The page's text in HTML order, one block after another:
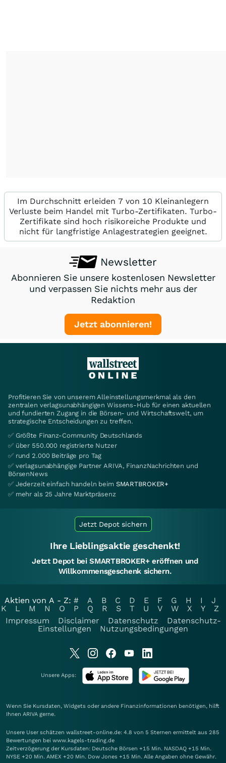
Im Durchschnitt erleiden 7 von 10 Kleinanlegern
Verluste beim Handel mit Turbo-Zertifikaten. Turbo-
Zertifikate sind hoch risikoreiche Produkte und
nicht für langfristige Anlagestrategien geeignet.
Newsletter
Abonnieren Sie unsere kostenlosen Newsletter
und verpassen Sie nichts mehr aus der
Redaktion
Jetzt abonnieren!
Profitieren Sie von unserem Alleinstellungsmerkmal als den
zentralen verlagsunabhängigen Wissens-Hub für einen aktuellen
und fundierten Zugang in die Börsen- und Wirtschaftswelt, um
strategische Entscheidungen zu treffen.
✅ Größte Finanz-Community Deutschlands
✅ über 550.000 registrierte Nutzer
✅ rund 2.000 Beiträge pro Tag
✅ verlagsunabhängige Partner ARIVA, FinanzNachrichten und
BörsenNews
✅ Jederzeit einfach handeln beim SMARTBROKER+
✅ mehr als 25 Jahre Marktpräsenz
Jetzt Depot sichern
Ihre Lieblingsaktie geschenkt!
Jetzt Depot bei SMARTBROKER+ eröffnen und
Willkommensgeschenk sichern.
Aktien von A - Z: # A B C D E F G H I
J
K
L M N O P Q R S T U V W X Y
Z
Impressum
Disclaimer Datenschutz
Datenschutz-
Einstellungen
Nutzungsbedingungen
Unsere Apps:
Wenn Sie Kursdaten, Widgets oder andere Finanzinformationen benötigen, hilft
Ihnen ARIVA gerne.
Unsere User schätzen wallstreet-online.de: 4.8 von 5 Sternen ermittelt aus 285
Bewertungen bei www.kagels-trading.de
Zeitverzögerung der Kursdaten: Deutsche Börsen +15 Min. NASDAQ +15 Min.
NYSE +20 Min. AMEX +20 Min. Dow Jones +15 Min. Alle Angaben ohne Gewähr.